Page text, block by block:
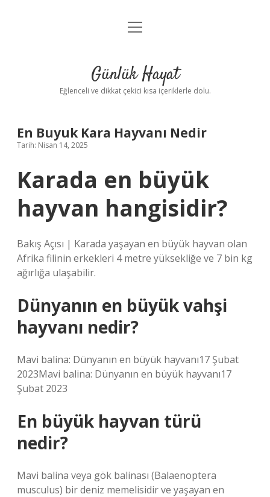
Anasayfa
Yasal Uyarı
menüyü
Günlük Hayat
Eğlenceli ve dikkat çekici kısa içeriklerle dolu.
En Buyuk Kara Hayvanı Nedir
Tarih: Nisan 14, 2025
Karada en büyük
hayvan hangisidir?
Bakış Açısı | Karada yaşayan en büyük hayvan olan
Afrika filinin erkekleri 4 metre yüksekliğe ve 7 bin kg
ağırlığa ulaşabilir.
Dünyanın en büyük vahşi
hayvanı nedir?
Mavi balina: Dünyanın en büyük hayvanı17 Şubat
2023Mavi balina: Dünyanın en büyük hayvanı17
Şubat 2023
En büyük hayvan türü
nedir?
Mavi balina veya gök balinası (Balaenoptera
musculus) bir deniz memelisidir ve yaşayan en